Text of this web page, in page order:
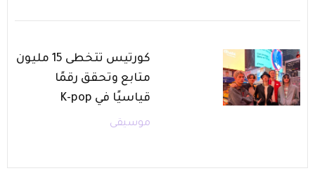
كورتيس تتخطى 15 مليون
متابع وتحقق رقمًا
قياسيًا في K-pop
موسيقى